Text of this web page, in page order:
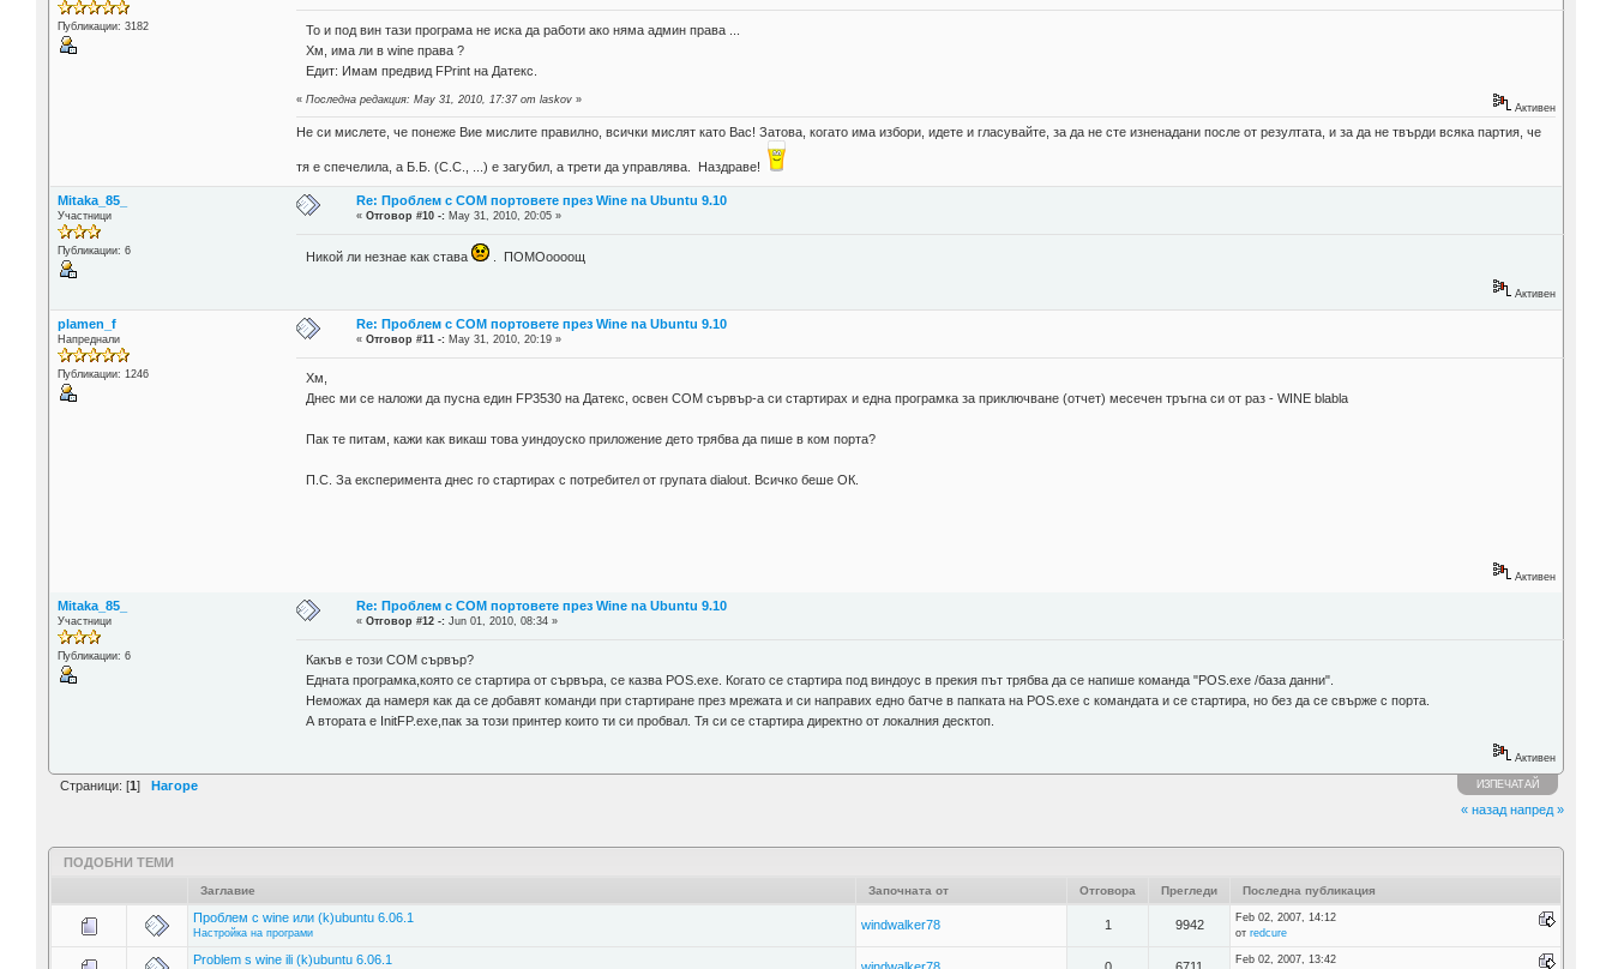
Публикации: 3182
То и под вин тази програма не иска да работи ако няма админ права ...
Хм, има ли в wine права ?
Едит: Имам предвид FPrint на Датекс.
«Последна редакция: May 31, 2010, 17:37 от laskov »
Активен
Не си мислете, че понеже Вие мислите правилно, всички мислят като Вас! Затова, когато има избори, идете и гласувайте, за да не сте изненадани после от резултата, и за да не твърди всяка партия, че
тя е спечелила, а Б.Б. (С.С., ...) е загубил, а трети да управлява. Наздраве!
Mitaka_85_
Участници
Публикации: 6
Re: Проблем с COM портовете през Wine na Ubuntu 9.10
«Отговор #10 -: May 31, 2010, 20:05 »
Никой ли незнае как става . ПОМОоооощ
Активен
plamen_f
Напреднали
Публикации: 1246
Re: Проблем с COM портовете през Wine na Ubuntu 9.10
«Отговор #11 -: May 31, 2010, 20:19 »
Хм,
Днес ми се наложи да пусна един FP3530 на Датекс, освен COM сървър-а си стартирах и една програмка за приключване (отчет) месечен тръгна си от раз - WINE blabla
Пак те питам, кажи как викаш това уиндоуско приложение дето трябва да пише в ком порта?
П.С. За експеримента днес го стартирах с потребител от групата dialout. Всичко беше ОК.
Активен
Mitaka_85_
Участници
Публикации: 6
Re: Проблем с COM портовете през Wine na Ubuntu 9.10
«Отговор #12 -: Jun 01, 2010, 08:34 »
Какъв е този COM сървър?
Едната програмка,която се стартира от сървъра, се казва POS.exe. Когато се стартира под виндоус в прекия път трябва да се напише команда "POS.exe /база данни".
Неможах да намеря как да се добавят команди при стартиране през мрежата и си направих едно батче в папката на POS.exe с командата и се стартира, но без да се свърже с порта.
А втората е InitFP.exe,пак за този принтер които ти си пробвал. Тя си се стартира директно от локалния десктоп.
Активен
Страници: [1] Нагоре ИЗПЕЧАТАЙ
« назад напред »
ПОДОБНИ ТЕМИ
Заглавие Започната от Отговора Прегледи Последна публикация
Проблем с wine или (k)ubuntu 6.06.1
Настройка на програми
windwalker78 1 9942
Feb 02, 2007, 14:12
от redcure
Problem s wine ili (k)ubuntu 6.06.1 windwalker78 0 6711
Feb 02, 2007, 13:42